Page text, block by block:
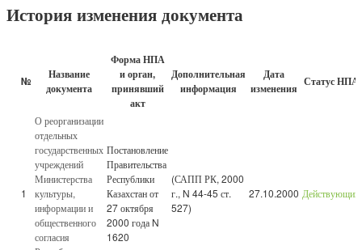
История изменения документа
№
Название
документа
Форма НПА
и орган,
принявший
акт
Дополнительная
информация
Дата
изменения Статус НПА
1
О реорганизации
отдельных
государственных
учреждений
Министерства
культуры,
информации и
общественного
согласия
Постановление
Правительства
Республики
Казахстан от
27 октября
2000 года N
1620
(САПП РК, 2000
г., N 44-45 ст.
527)
27.10.2000 Действующий